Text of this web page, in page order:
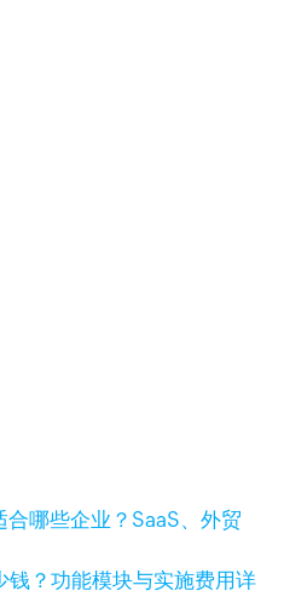
哪些企业？SaaS、外贸
钱？功能模块与实施费用详